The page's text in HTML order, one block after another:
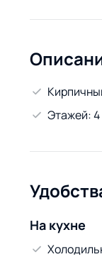
Отчётные
НЕ СДАЁТСЯ
Ждём Вас!
Этажей: 4
На кухне